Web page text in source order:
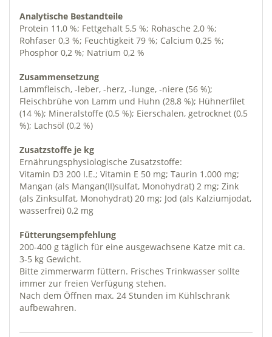
Analytische Bestandteile
Protein 11,0 %; Fettgehalt 5,5 %; Rohasche 2,0 %;
Rohfaser 0,3 %; Feuchtigkeit 79 %; Calcium 0,25 %;
Phosphor 0,2 %; Natrium 0,2 %
Zusammensetzung
Lammfleisch, -leber, -herz, -lunge, -niere (56 %);
Fleischbrühe von Lamm und Huhn (28,8 %); Hühnerfilet
(14 %); Mineralstoffe (0,5 %); Eierschalen, getrocknet (0,5
%); Lachsöl (0,2 %)
Zusatzstoffe je kg
Ernährungsphysiologische Zusatzstoffe:
Vitamin D3 200 I.E.; Vitamin E 50 mg; Taurin 1.000 mg;
Mangan (als Mangan(II)sulfat, Monohydrat) 2 mg; Zink
(als Zinksulfat, Monohydrat) 20 mg; Jod (als Kalziumjodat,
wasserfrei) 0,2 mg
Fütterungsempfehlung
200-400 g täglich für eine ausgewachsene Katze mit ca.
3-5 kg Gewicht.
Bitte zimmerwarm füttern. Frisches Trinkwasser sollte
immer zur freien Verfügung stehen.
Nach dem Öffnen max. 24 Stunden im Kühlschrank
aufbewahren.